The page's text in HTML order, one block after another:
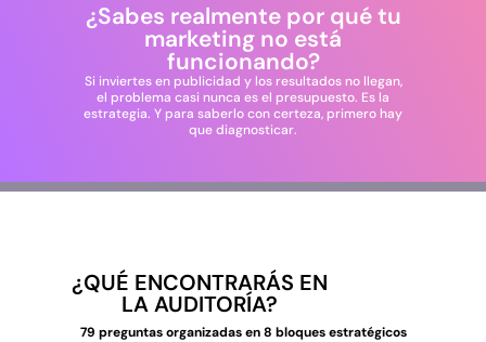
¿Sabes realmente por qué tu
marketing no está
funcionando?
Si inviertes en publicidad y los resultados no llegan,
el problema casi nunca es el presupuesto. Es la
estrategia. Y para saberlo con certeza, primero hay
que diagnosticar.
¿QUÉ ENCONTRARÁS EN
LA AUDITORÍA?
79 preguntas organizadas en 8 bloques estratégicos